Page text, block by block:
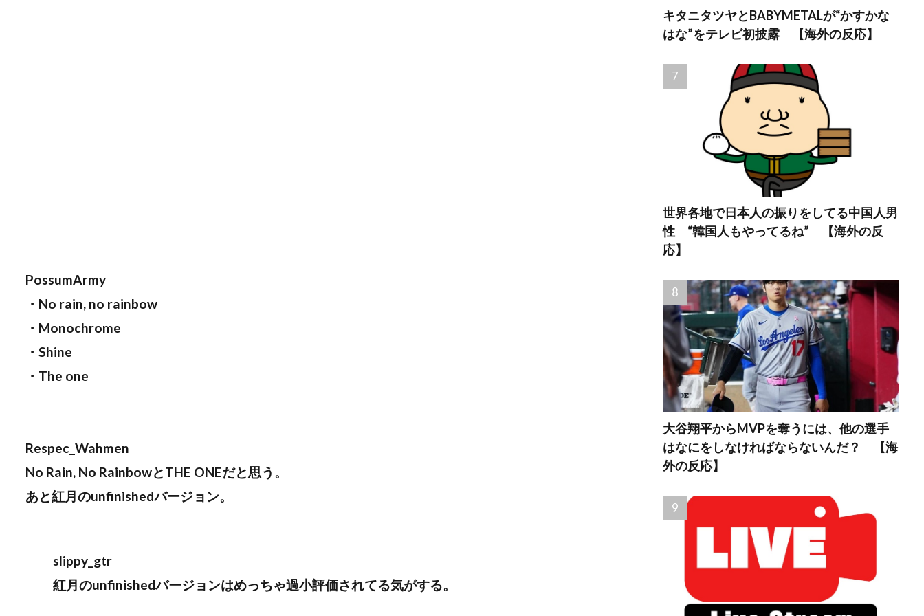
PossumArmy
・No rain, no rainbow
・Monochrome
・Shine
・The one
Respec_Wahmen
No Rain, No RainbowとTHE ONEだと思う。
あと紅月のunfinishedバージョン。
slippy_gtr
紅月のunfinishedバージョンはめっちゃ過小評価されてる気がする。
キタニタツヤとBABYMETALが“かすかな
はな”をテレビ初披露 【海外の反応】
世界各地で日本人の振りをしてる中国人男
性 “韓国人もやってるね” 【海外の反
応】
大谷翔平からMVPを奪うには、他の選手
はなにをしなければならないんだ？ 【海
外の反応】